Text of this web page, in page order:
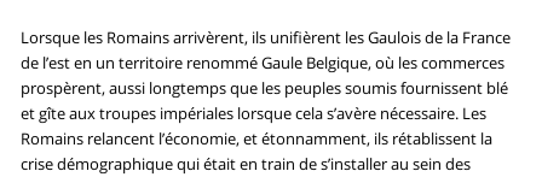
Lorsque les Romains arrivèrent, ils unifièrent les Gaulois de la France
de l’est en un territoire renommé Gaule Belgique, où les commerces
prospèrent, aussi longtemps que les peuples soumis fournissent blé
et gîte aux troupes impériales lorsque cela s’avère nécessaire. Les
Romains relancent l’économie, et étonnamment, ils rétablissent la
crise démographique qui était en train de s’installer au sein des